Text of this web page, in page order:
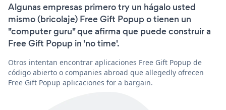
Algunas empresas primero try un hágalo usted
mismo (bricolaje) Free Gift Popup o tienen un
"computer guru" que afirma que puede construir a
Free Gift Popup in 'no time'.
Otros intentan encontrar aplicaciones Free Gift Popup de
código abierto o companies abroad que allegedly ofrecen
Free Gift Popup aplicaciones for a bargain.